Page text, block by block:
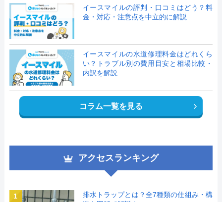
イースマイルの評判・口コミはどう？料
金・対応・注意点を中立的に解説
イースマイルの水道修理料金はどれくら
い？トラブル別の費用目安と相場比較・
内訳を解説
コラム一覧を見る
アクセスランキング
1
排水トラップとは？全7種類の仕組み・構